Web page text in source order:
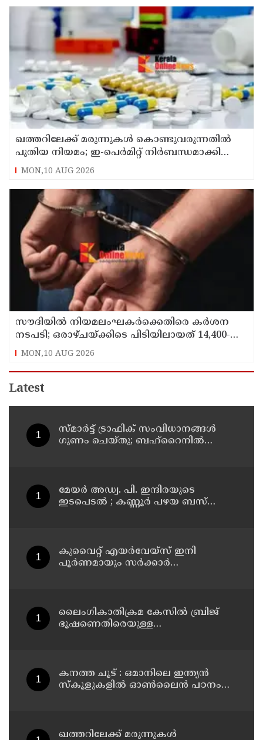
ഖത്തറിലേക്ക് മരുന്നുകള്‍ കൊണ്ടുവരുന്നതില്‍
പുതിയ നിയമം; ഇ-പെര്‍മിറ്റ് നിര്‍ബന്ധമാക്കി
മന്ത്രാലയം
MON,10 AUG 2026
സൗദിയില്‍ നിയമലംഘകര്‍ക്കെതിരെ കര്‍ശന
നടപടി; ഒരാഴ്ചയ്ക്കിടെ പിടിയിലായത് 14,400-
ലേറെ പേര്‍
MON,10 AUG 2026
Latest
സ്മാര്‍ട്ട് ട്രാഫിക് സംവിധാനങ്ങള്‍
ഗുണം ചെയ്തു; ബഹ്‌റൈനില്‍
മേയർ അഡ്വ. പി. ഇന്ദിരയുടെ
ഇടപെടൽ ; കണ്ണൂർ പഴയ ബസ്
കുവൈറ്റ് എയര്‍വേയ്സ് ഇനി
പൂര്‍ണമായും സര്‍ക്കാര്‍
ലൈംഗികാതിക്രമ കേസിൽ ബ്രിജ്
ഭൂഷണെതിരെയുള്ള
കനത്ത ചൂട് : ഒമാനിലെ ഇന്ത്യന്‍
സ്‌കൂളുകളില്‍ ഓണ്‍ലൈന്‍ പഠനം
ഖത്തറിലേക്ക് മരുന്നുകള്‍